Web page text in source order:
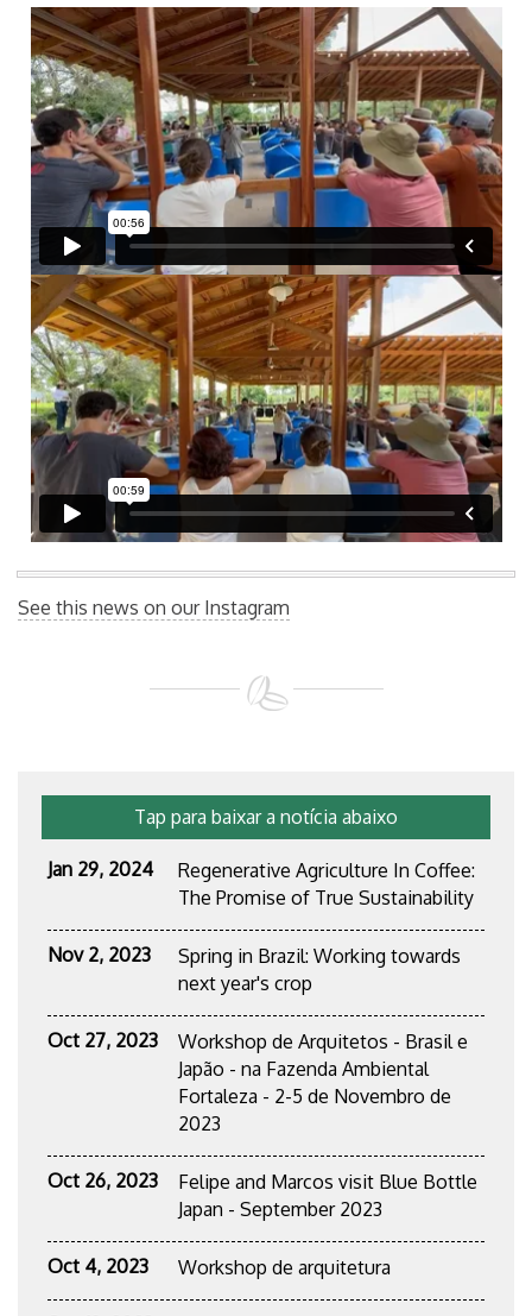
See this news on our Instagram
Tap para baixar a notícia abaixo
Jan 29, 2024
Regenerative Agriculture In Coffee:
The Promise of True Sustainability
Nov 2, 2023
Spring in Brazil: Working towards
next year's crop
Oct 27, 2023
Workshop de Arquitetos - Brasil e
Japão - na Fazenda Ambiental
Fortaleza - 2-5 de Novembro de
2023
Oct 26, 2023
Felipe and Marcos visit Blue Bottle
Japan - September 2023
Oct 4, 2023 Workshop de arquitetura